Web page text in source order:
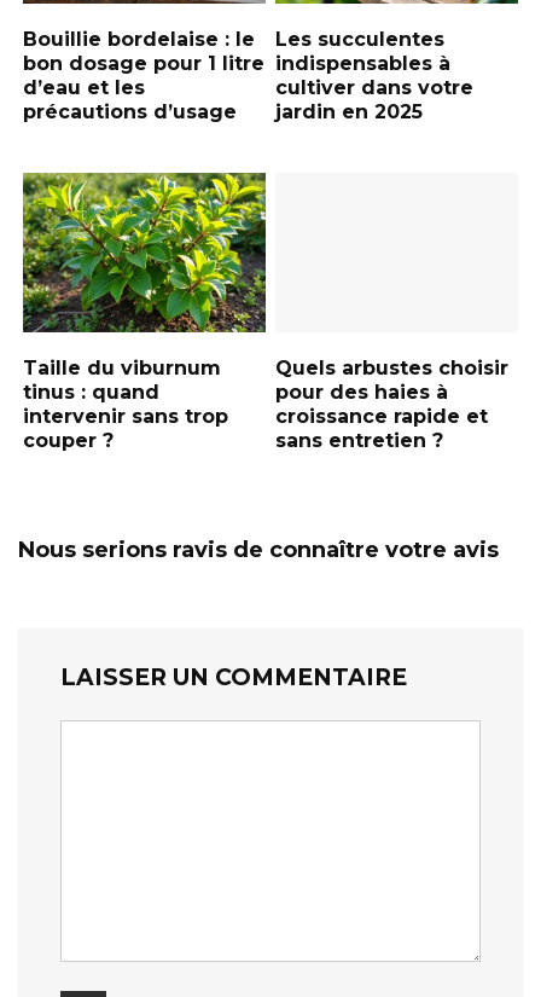
Bouillie bordelaise : le
bon dosage pour 1 litre
d’eau et les
précautions d’usage
Les succulentes
indispensables à
cultiver dans votre
jardin en 2025
Taille du viburnum
tinus : quand
intervenir sans trop
couper ?
Quels arbustes choisir
pour des haies à
croissance rapide et
sans entretien ?
Nous serions ravis de connaître votre avis
LAISSER UN COMMENTAIRE